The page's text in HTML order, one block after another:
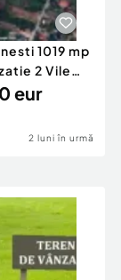
1019 mp
2 Vile
2026
eur
2 luni în urmă